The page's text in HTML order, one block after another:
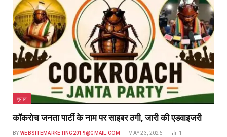
चुनाव
कॉकरोच जनता पार्टी के नाम पर साइबर ठगी, जारी की एडवाइजरी
BY WEBSITEMARKETING2019@GMAIL.COM MAY 23, 2026 1